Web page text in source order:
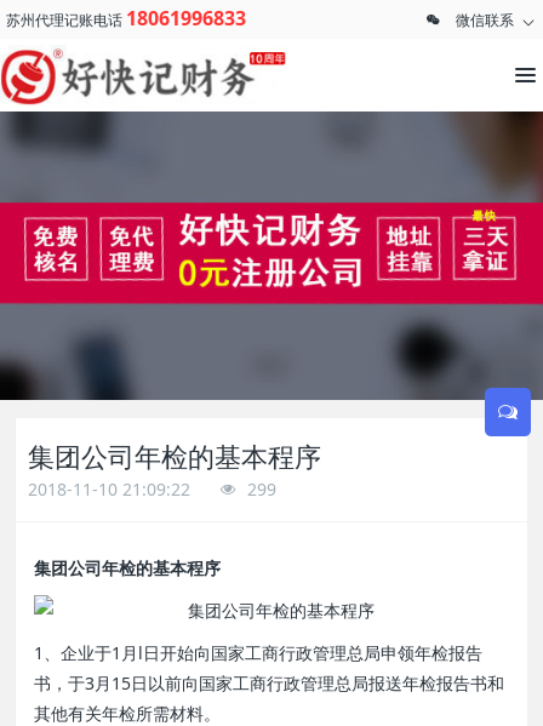
苏州代理记账电话 18061996833 微信联系
集团公司年检的基本程序
2018-11-10 21:09:22 299
集团公司年检的基本程序
1、企业于1月l日开始向国家工商行政管理总局申领年检报告
书，于3月15日以前向国家工商行政管理总局报送年检报告书和
其他有关年检所需材料。